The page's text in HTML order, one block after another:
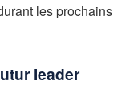
les prochains
leader